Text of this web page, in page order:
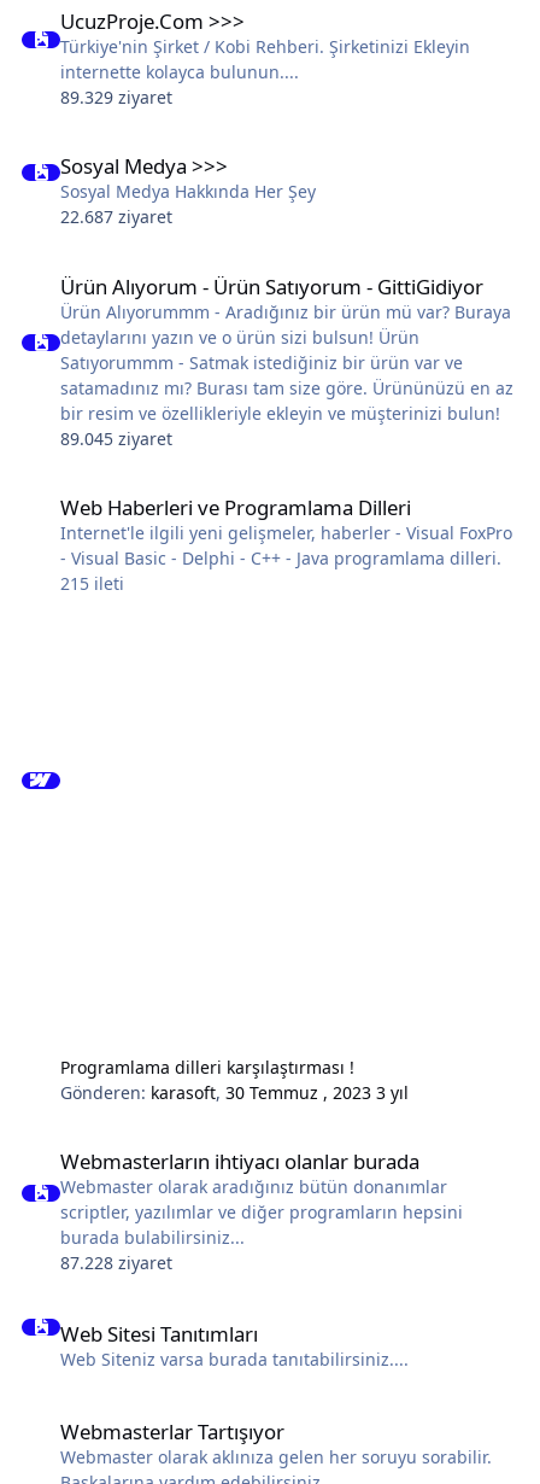
UcuzProje.Com >>>
Türkiye'nin Şirket / Kobi Rehberi. Şirketinizi Ekleyin
internette kolayca bulunun....
89.329 ziyaret
Sosyal Medya >>>
Sosyal Medya Hakkında Her Şey
22.687 ziyaret
Ürün Alıyorum - Ürün Satıyorum - GittiGidiyor
Ürün Alıyorummm - Aradığınız bir ürün mü var? Buraya
detaylarını yazın ve o ürün sizi bulsun! Ürün
Satıyorummm - Satmak istediğiniz bir ürün var ve
satamadınız mı? Burası tam size göre. Ürününüzü en az
bir resim ve özellikleriyle ekleyin ve müşterinizi bulun!
89.045 ziyaret
Web Haberleri ve Programlama Dilleri
Internet'le ilgili yeni gelişmeler, haberler - Visual FoxPro
- Visual Basic - Delphi - C++ - Java programlama dilleri.
215 ileti
Programlama dilleri karşılaştırması !
Gönderen: karasoft,30 Temmuz , 20233 yıl
Webmasterların ihtiyacı olanlar burada
Webmaster olarak aradığınız bütün donanımlar
scriptler, yazılımlar ve diğer programların hepsini
burada bulabilirsiniz...
87.228 ziyaret
Web Sitesi Tanıtımları
Web Siteniz varsa burada tanıtabilirsiniz....
Webmasterlar Tartışıyor
Webmaster olarak aklınıza gelen her soruyu sorabilir.